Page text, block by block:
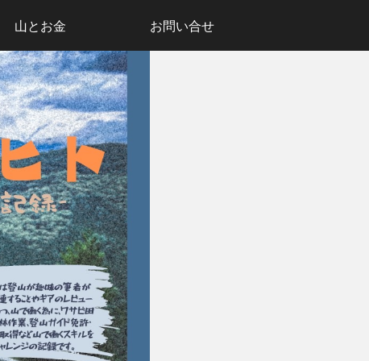
山とお金 お問い合せ